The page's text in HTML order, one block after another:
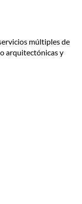
múltiples de
arquitectónicas y